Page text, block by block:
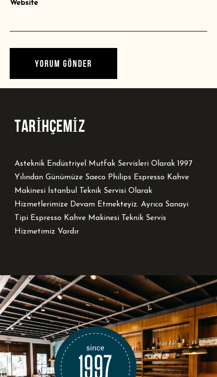
Website
TARİHÇEMİZ
Asteknik Endüstriyel Mutfak Servisleri Olarak 1997
Yılından Günümüze Saeco Philips Espresso Kahve
Makinesi İstanbul Teknik Servisi Olarak
Hizmetlerimize Devam Etmekteyiz. Ayrıca Sanayi
Tipi Espresso Kahve Makinesi Teknik Servis
Hizmetimiz Vardır